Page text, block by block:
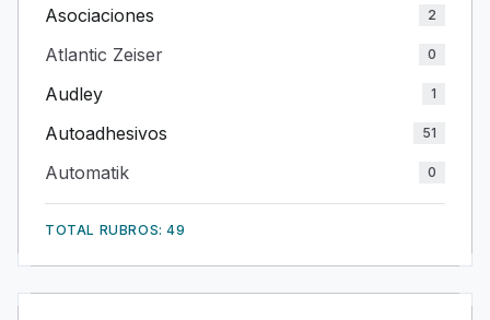
Asociaciones 2
Atlantic Zeiser 0
Audley 1
Autoadhesivos 51
Automatik 0
TOTAL RUBROS: 49